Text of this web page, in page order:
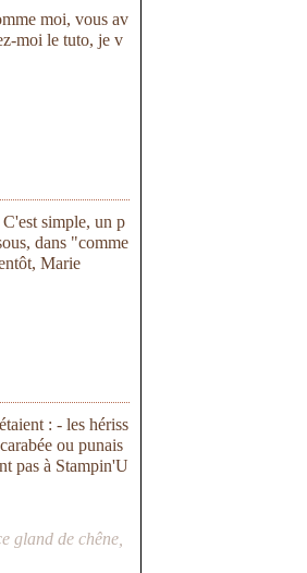
moi, vous av
moi le tuto, je v
simple, un p
dans "comme
Marie
: - les hériss
ou punais
pas à Stampin'U
gland de chêne